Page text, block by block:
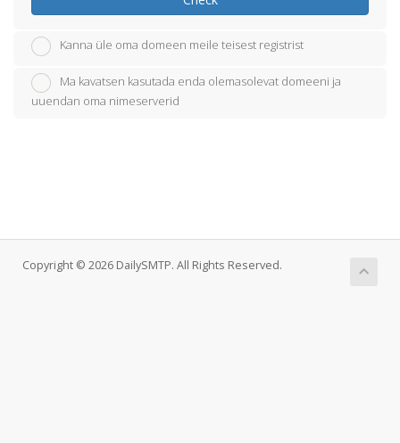
Kanna üle oma domeen meile teisest registrist
Ma kavatsen kasutada enda olemasolevat domeeni ja
uuendan oma nimeserverid
Copyright © 2026 DailySMTP. All Rights Reserved.